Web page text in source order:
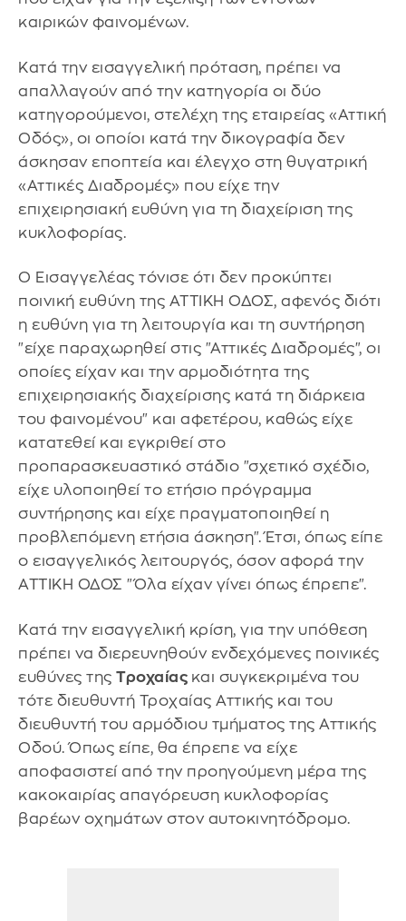
καιρικών φαινομένων.
Κατά την εισαγγελική πρόταση, πρέπει να
απαλλαγούν από την κατηγορία οι δύο
κατηγορούμενοι, στελέχη της εταιρείας «Αττική
Οδός», οι οποίοι κατά την δικογραφία δεν
άσκησαν εποπτεία και έλεγχο στη θυγατρική
«Αττικές Διαδρομές» που είχε την
επιχειρησιακή ευθύνη για τη διαχείριση της
κυκλοφορίας.
Ο Εισαγγελέας τόνισε ότι δεν προκύπτει
ποινική ευθύνη της ΑΤΤΙΚΗ ΟΔΟΣ, αφενός διότι
η ευθύνη για τη λειτουργία και τη συντήρηση
"είχε παραχωρηθεί στις "Αττικές Διαδρομές", οι
οποίες είχαν και την αρμοδιότητα της
επιχειρησιακής διαχείρισης κατά τη διάρκεια
του φαινομένου" και αφετέρου, καθώς είχε
κατατεθεί και εγκριθεί στο
προπαρασκευαστικό στάδιο "σχετικό σχέδιο,
είχε υλοποιηθεί το ετήσιο πρόγραμμα
συντήρησης και είχε πραγματοποιηθεί η
προβλεπόμενη ετήσια άσκηση". Έτσι, όπως είπε
ο εισαγγελικός λειτουργός, όσον αφορά την
ΑΤΤΙΚΗ ΟΔΟΣ "Όλα είχαν γίνει όπως έπρεπε".
Κατά την εισαγγελική κρίση, για την υπόθεση
πρέπει να διερευνηθούν ενδεχόμενες ποινικές
ευθύνες της Τροχαίας και συγκεκριμένα του
τότε διευθυντή Τροχαίας Αττικής και του
διευθυντή του αρμόδιου τμήματος της Αττικής
Οδού. Όπως είπε, θα έπρεπε να είχε
αποφασιστεί από την προηγούμενη μέρα της
κακοκαιρίας απαγόρευση κυκλοφορίας
βαρέων οχημάτων στον αυτοκινητόδρομο.